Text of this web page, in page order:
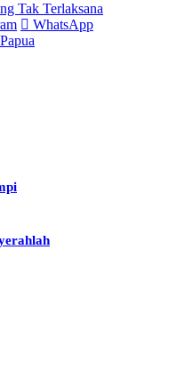
Tak Terlaksana
WhatsApp